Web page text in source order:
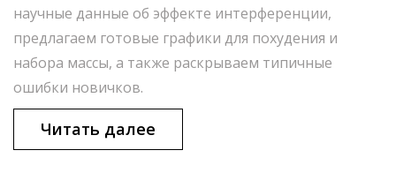
научные данные об эффекте интерференции,
предлагаем готовые графики для похудения и
набора массы, а также раскрываем типичные
ошибки новичков.
Читать далее